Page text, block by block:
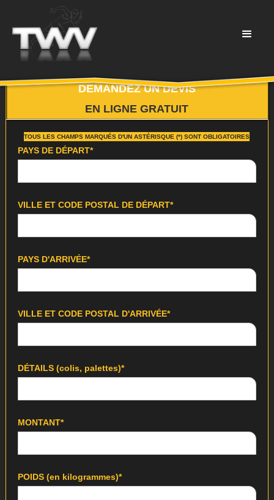
DEMANDEZ UN DEVIS
EN LIGNE GRATUIT
TOUS LES CHAMPS MARQUÉS D'UN ASTÉRISQUE (*) SONT OBLIGATOIRES
PAYS DE DÉPART*
VILLE ET CODE POSTAL DE DÉPART*
PAYS D'ARRIVÉE*
VILLE ET CODE POSTAL D'ARRIVÉE*
DÉTAILS (colis, palettes)*
MONTANT*
POIDS (en kilogrammes)*